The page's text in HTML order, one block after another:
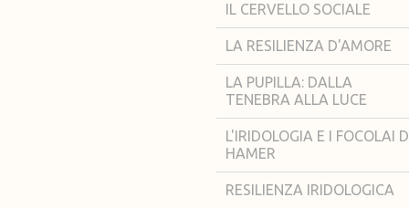
IL CERVELLO SOCIALE
LA RESILIENZA D'AMORE
LA PUPILLA: DALLA
TENEBRA ALLA LUCE
L'IRIDOLOGIA E I FOCOLAI
HAMER
RESILIENZA IRIDOLOGICA